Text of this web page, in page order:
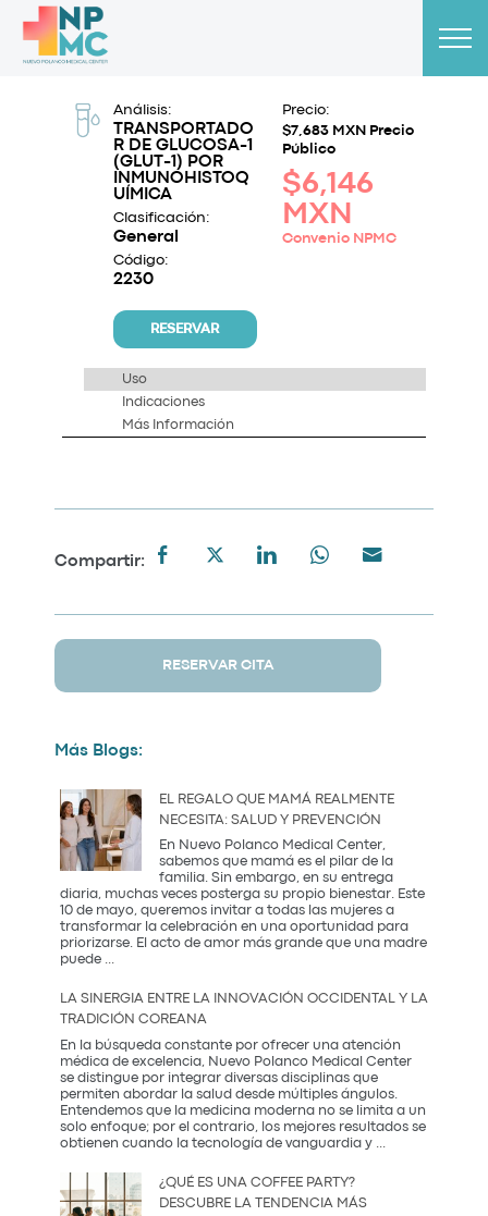
Análisis:
TRANSPORTADO
R DE GLUCOSA-1
(GLUT-1) POR
INMUNOHISTOQ
UÍMICA
Clasificación:
General
Código:
2230
RESERVAR
Precio:
$7,683 MXN Precio
Público
$6,146
MXN
Convenio NPMC
Uso
Indicaciones
Más Información
Compartir:
RESERVAR CITA
Más Blogs:
EL REGALO QUE MAMÁ REALMENTE
NECESITA: SALUD Y PREVENCIÓN
En Nuevo Polanco Medical Center,
sabemos que mamá es el pilar de la
familia. Sin embargo, en su entrega
diaria, muchas veces posterga su propio bienestar. Este
10 de mayo, queremos invitar a todas las mujeres a
transformar la celebración en una oportunidad para
priorizarse. El acto de amor más grande que una madre
puede ...
que
Realmente
Necesita:
Salud
y
Prevención
LA SINERGIA ENTRE LA INNOVACIÓN OCCIDENTAL Y LA
TRADICIÓN COREANA
En la búsqueda constante por ofrecer una atención
médica de excelencia, Nuevo Polanco Medical Center
se distingue por integrar diversas disciplinas que
permiten abordar la salud desde múltiples ángulos.
Entendemos que la medicina moderna no se limita a un
solo enfoque; por el contrario, los mejores resultados se
obtienen cuando la tecnología de vanguardia y
¿QUÉ ES UNA COFFEE PARTY?
DESCUBRE LA TENDENCIA MÁS